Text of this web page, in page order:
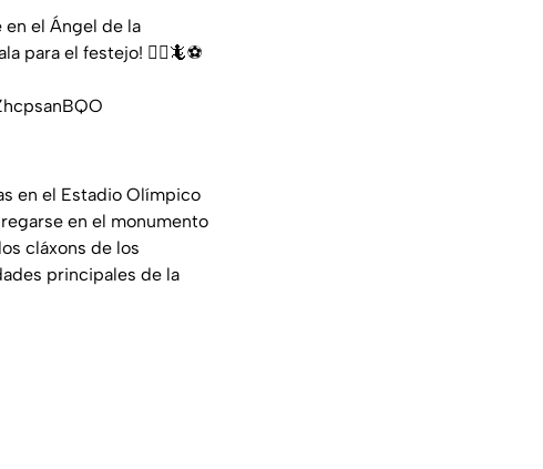
en el Ángel de la
para el festejo! 👮‍♂️🦎⚽️
en el Estadio Olímpico
en el monumento
cláxons de los
principales de la